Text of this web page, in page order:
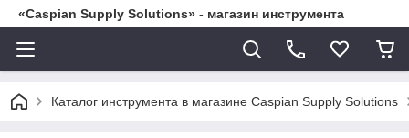
«Caspian Supply Solutions» - магазин инструмента
Каталог инструмента в магазине Caspian Supply Solutions